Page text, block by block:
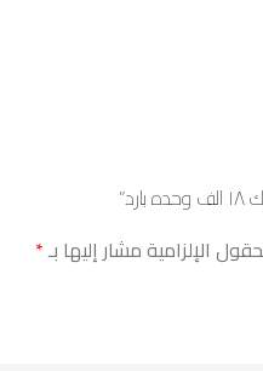
الإلزامية مشار إليها بـ*